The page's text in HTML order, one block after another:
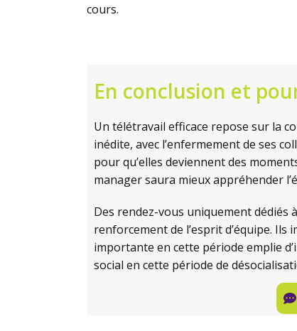
cours.
En conclusion et
Un télétravail efficace repose sur la
inédite, avec l’enfermement de ses
pour qu’elles deviennent des
manager saura mieux appréhender
Des rendez-vous uniquement dédiés
renforcement de l’esprit d’équipe.
importante en cette période emplie
social en cette période de